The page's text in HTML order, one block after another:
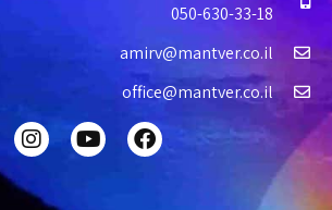
050-630-33-18
amirv@mantver.co.il
office@mantver.co.il